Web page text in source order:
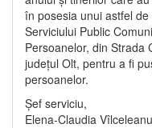
în posesia unui astfel
Serviciului Public
Persoanelor, din Strada
județul Olt, pentru a fi
persoanelor.
Șef serviciu,
Elena-Claudia Vîlceleanu